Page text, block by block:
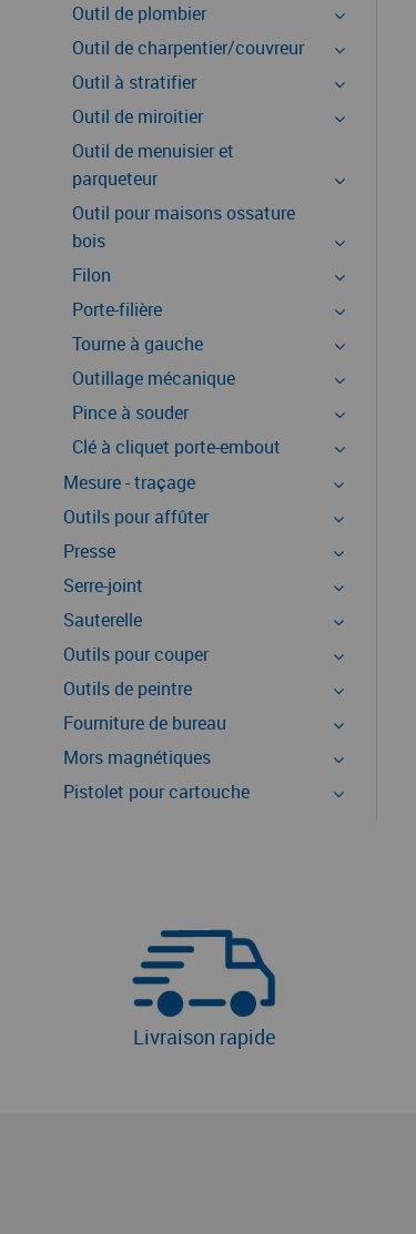
Outil de plombier
Outil de charpentier/couvreur
Outil à stratifier
Outil de miroitier
Outil de menuisier et
parqueteur
Outil pour maisons ossature
bois
Filon
Porte-filière
Tourne à gauche
Outillage mécanique
Pince à souder
Clé à cliquet porte-embout
Mesure - traçage
Outils pour affûter
Presse
Serre-joint
Sauterelle
Outils pour couper
Outils de peintre
Fourniture de bureau
Mors magnétiques
Pistolet pour cartouche
Livraison rapide